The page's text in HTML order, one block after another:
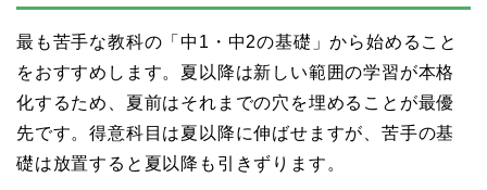
最も苦手な教科の「中1・中2の基礎」から始めること
をおすすめします。夏以降は新しい範囲の学習が本格
化するため、夏前はそれまでの穴を埋めることが最優
先です。得意科目は夏以降に伸ばせますが、苦手の基
礎は放置すると夏以降も引きずります。